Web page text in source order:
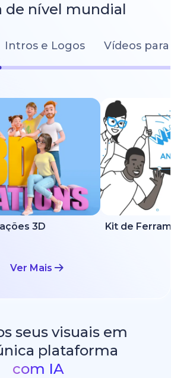
de nível mundial
Intros e Logos Vídeos para
3D
Ver Mais
seus visuais em
plataforma
com IA